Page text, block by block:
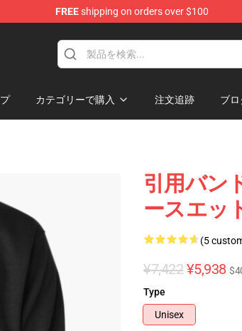
FREEshipping on orders over $100
カテゴリーで購入 注文追跡 ブロ
引用バン
ースエッ
(5
¥7,422 ¥5,938
Type
Unisex